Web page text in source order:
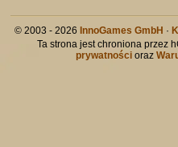
© 2003 - 2026 InnoGames GmbH ·
Ta strona jest chroniona przez
prywatnościoraz